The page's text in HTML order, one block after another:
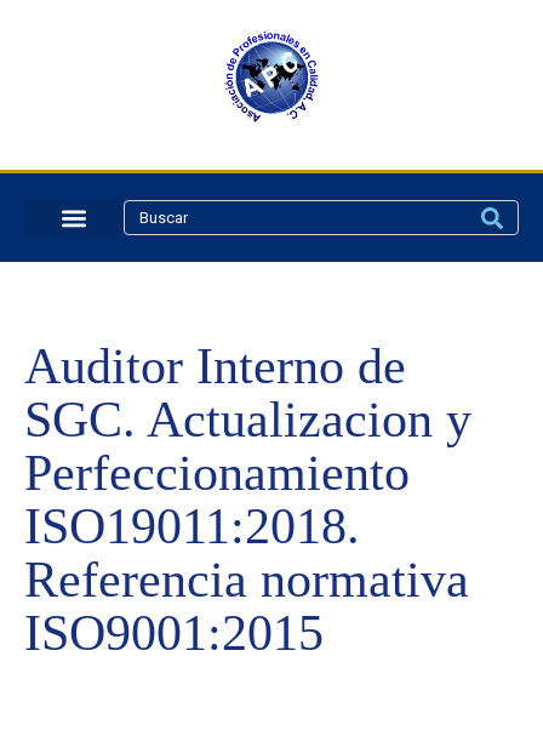
Auditor Interno de
SGC. Actualizacion y
Perfeccionamiento
ISO19011:2018.
Referencia normativa
ISO9001:2015